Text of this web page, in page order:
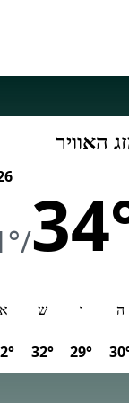
האוויר
/
ה ו
29°
ש
32°
א